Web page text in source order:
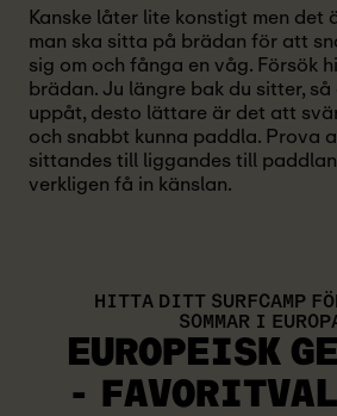
Kanske låter lite konstigt men
man ska sitta på brädan för att
sig om och fånga en våg. Försök
brädan. Ju längre bak du sitter,
uppåt, desto lättare är det att
och snabbt kunna paddla. Prova
sittandes till liggandes till
verkligen få in känslan.
HITTA DITT SURFCAMP
SOMMAR I
EUROPEISK
-